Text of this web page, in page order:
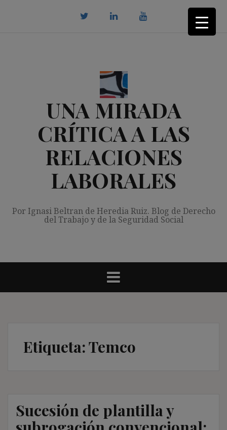
UNA MIRADA
CRÍTICA A LAS
RELACIONES
LABORALES
Por Ignasi Beltran de Heredia Ruiz. Blog de Derecho
del Trabajo y de la Seguridad Social
Etiqueta:Temco
Sucesión de plantilla y